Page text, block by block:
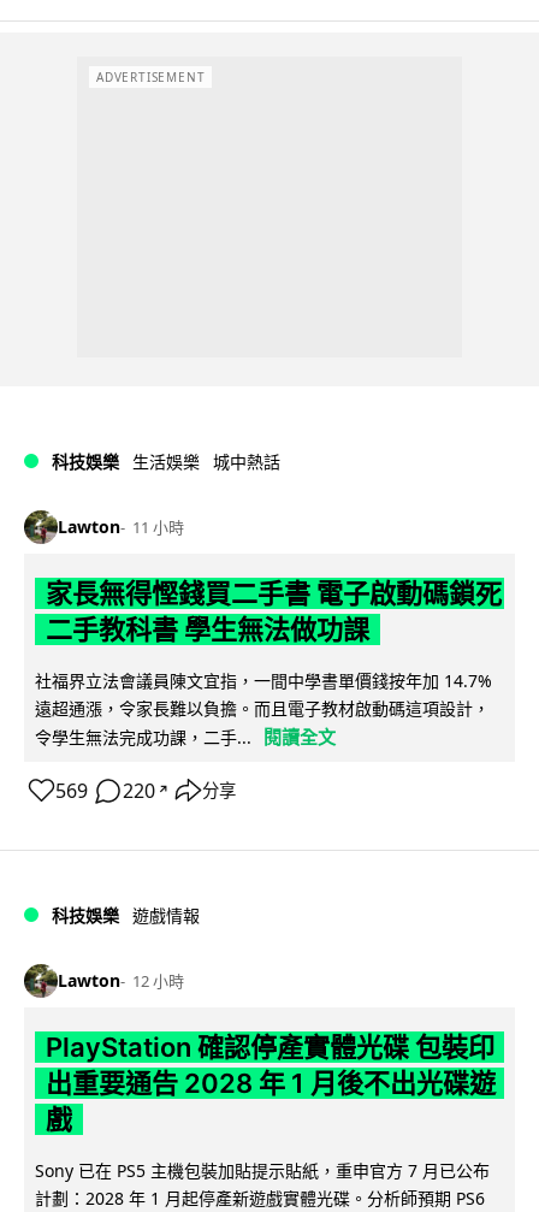
ADVERTISEMENT
科技娛樂 生活娛樂 城中熱話
Lawton 11 小時
家長無得慳錢買二手書 電子啟動碼鎖死
二手教科書 學生無法做功課
社福界立法會議員陳文宜指，一間中學書單價錢按年加 14.7%
遠超通漲，令家長難以負擔。而且電子教材啟動碼這項設計，
令學生無法完成功課，二手...
閱讀全文
569 220 ↗ 分享
科技娛樂 遊戲情報
Lawton 12 小時
PlayStation 確認停產實體光碟 包裝印
出重要通告 2028 年 1 月後不出光碟遊
戲
Sony 已在 PS5 主機包裝加貼提示貼紙，重申官方 7 月已公布
計劃：2028 年 1 月起停產新遊戲實體光碟。分析師預期 PS6